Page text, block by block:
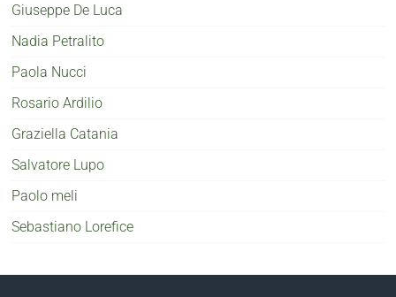
Giuseppe De Luca
Nadia Petralito
Paola Nucci
Rosario Ardilio
Graziella Catania
Salvatore Lupo
Paolo meli
Sebastiano Lorefice